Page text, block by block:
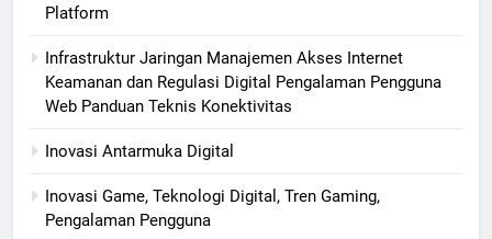
Platform
Infrastruktur Jaringan Manajemen Akses Internet
Keamanan dan Regulasi Digital Pengalaman Pengguna
Web Panduan Teknis Konektivitas
Inovasi Antarmuka Digital
Inovasi Game, Teknologi Digital, Tren Gaming,
Pengalaman Pengguna